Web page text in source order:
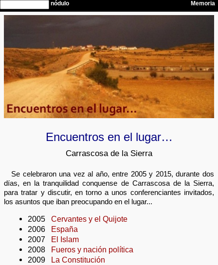
Encuentros en el lugar…
Carrascosa de la Sierra
Se celebraron una vez al año, entre 2005 y 2015, durante dos
días, en la tranquilidad conquense de Carrascosa de la Sierra,
para tratar y discutir, en torno a unos conferenciantes invitados,
los asuntos que iban preocupando en el lugar...
2005Cervantes y el Quijote
2006 España
2007 El Islam
2008 Fueros y nación política
2009 La Constitución